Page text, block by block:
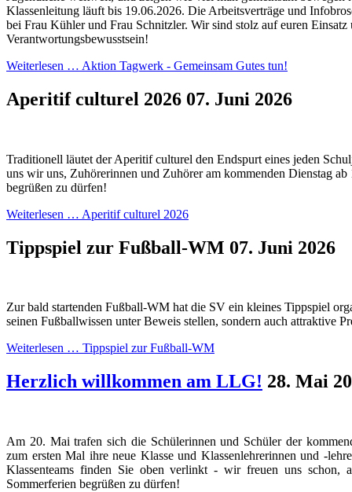
Klassenleitung läuft bis 19.06.2026. Die Arbeitsverträge und
bei Frau Kühler und Frau Schnitzler. Wir sind stolz auf euren Einsatz
Verantwortungsbewusstsein!
Weiterlesen … Aktion Tagwerk - Gemeinsam Gutes tun!
Aperitif culturel 2026 07. Juni 2026
Traditionell läutet der Aperitif culturel den Endspurt eines jeden
uns wir uns, Zuhörerinnen und Zuhörer am kommenden Dienstag
begrüßen zu dürfen!
Weiterlesen … Aperitif culturel 2026
Tippspiel zur Fußball-WM 07. Juni 2026
Zur bald startenden Fußball-WM hat die SV ein kleines Tippspiel
seinen Fußballwissen unter Beweis stellen, sondern auch attraktive
Weiterlesen … Tippspiel zur Fußball-WM
Herzlich willkommen am LLG! 28. Mai
Am 20. Mai trafen sich die Schülerinnen und Schüler der
zum ersten Mal ihre neue Klasse und Klassenlehrerinnen und -
Klassenteams finden Sie oben verlinkt - wir freuen uns schon,
Sommerferien begrüßen zu dürfen!